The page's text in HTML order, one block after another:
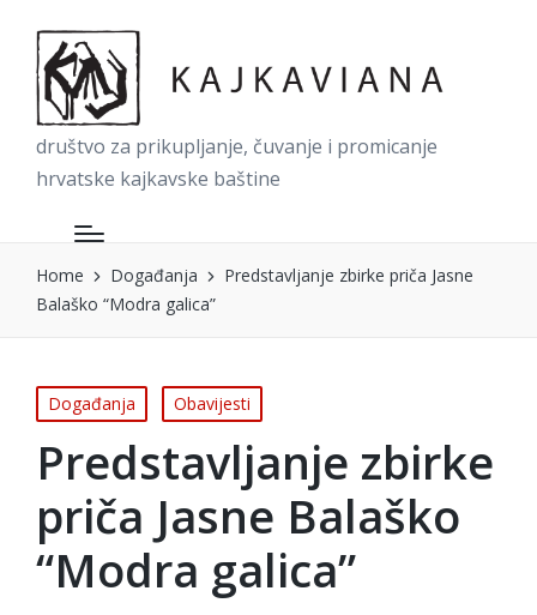
društvo za prikupljanje, čuvanje i promicanje
hrvatske kajkavske baštine
Home Događanja
Predstavljanje zbirke priča Jasne
Balaško “Modra galica”
Posted
in
Događanja Obavijesti
Predstavljanje zbirke
priča Jasne Balaško
“Modra galica”